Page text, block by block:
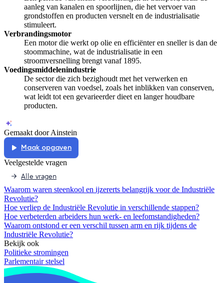
aanleg van kanalen en spoorlijnen, die het vervoer van
grondstoffen en producten versnelt en de industrialisatie
stimuleert.
Verbrandingsmotor
Een motor die werkt op olie en efficiënter en sneller is dan de
stoommachine, wat de industrialisatie in een
stroomversnelling brengt vanaf 1895.
Voedingsmiddelenindustrie
De sector die zich bezighoudt met het verwerken en
conserveren van voedsel, zoals het inblikken van conserven,
wat leidt tot een gevarieerder dieet en langer houdbare
producten.
Gemaakt door Ainstein
Maak opgaven
Veelgestelde vragen
Alle vragen
Waarom waren steenkool en ijzererts belangrijk voor de Industriële
Revolutie?
Hoe verliep de Industriële Revolutie in verschillende stappen?
Hoe verbeterden arbeiders hun werk- en leefomstandigheden?
Waarom ontstond er een verschil tussen arm en rijk tijdens de
Industriële Revolutie?
Bekijk ook
Politieke stromingen
Parlementair stelsel